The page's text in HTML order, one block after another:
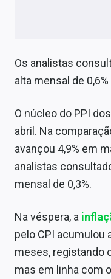
Os analistas
alta mensal de
O núcleo do PPI
abril. Na
avançou 4,9% em
analistas
mensal de 0,3%.
Na véspera, a
pelo CPI acumulou
meses, registando
mas em linha com